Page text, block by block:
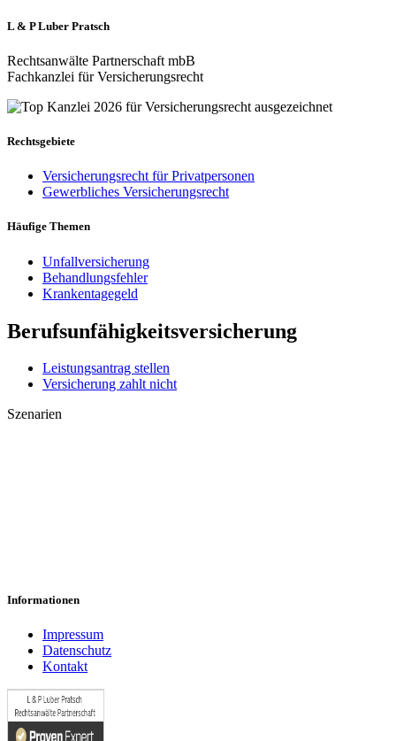
L & P Luber Pratsch
Rechtsanwälte Partnerschaft mbB
Fachkanzlei für Versicherungsrecht
Rechtsgebiete
Versicherungsrecht für Privatpersonen
Gewerbliches Versicherungsrecht
Häufige Themen
Unfallversicherung
Behandlungsfehler
Krankentagegeld
Berufsunfähigkeitsversicherung
Leistungsantrag stellen
Versicherung zahlt nicht
Szenarien
Informationen
Impressum
Datenschutz
Kontakt